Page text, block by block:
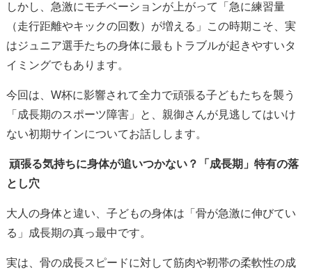
しかし、急激にモチベーションが上がって「急に練習量
（走行距離やキックの回数）が増える」この時期こそ、実
はジュニア選手たちの身体に最もトラブルが起きやすいタ
イミングでもあります。
今回は、W杯に影響されて全力で頑張る子どもたちを襲う
「成長期のスポーツ障害」と、親御さんが見逃してはいけ
ない初期サインについてお話しします。
頑張る気持ちに身体が追いつかない？「成長期」特有の落
とし穴
大人の身体と違い、子どもの身体は「骨が急激に伸びてい
る」成長期の真っ最中です。
実は、骨の成長スピードに対して筋肉や靭帯の柔軟性の成